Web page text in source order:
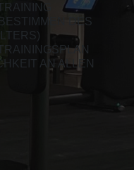
DES
AN ALLEN